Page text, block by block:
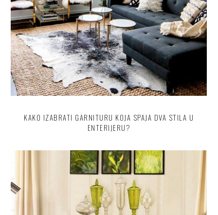
KAKO IZABRATI GARNITURU KOJA SPAJA DVA STILA U
ENTERIJERU?